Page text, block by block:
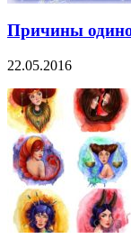
Причины
22.05.2016